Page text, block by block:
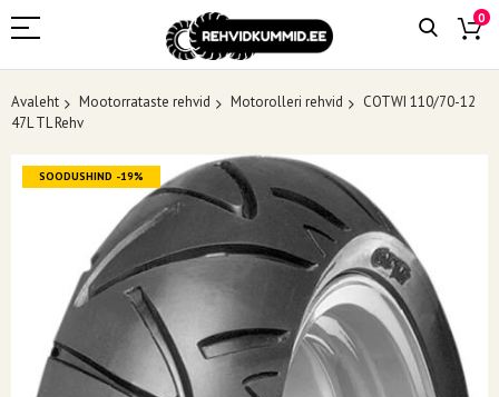
0
Avaleht Mootorrataste rehvid Motorolleri rehvid
COTWI 110/70-12
47L TL Rehv
Skip
SOODUSHIND -19%